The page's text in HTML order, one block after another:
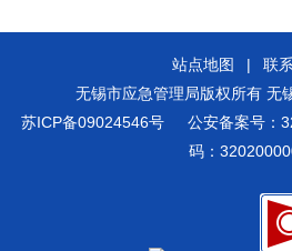
站点地图 |
联
无锡市应急管理局版权所有 无
苏ICP备09024546号
公安备案号：
码：